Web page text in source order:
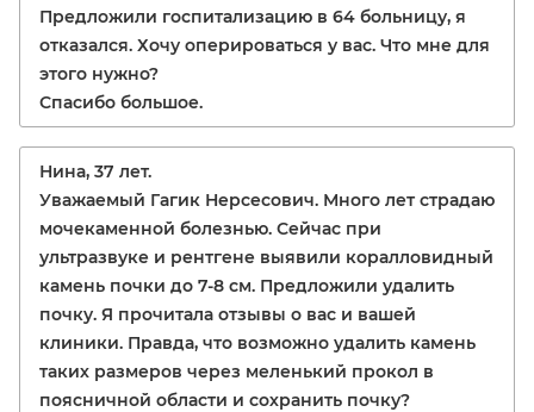
Предложили госпитализацию в 64 больницу, я
отказался. Хочу оперироваться у вас. Что мне для
этого нужно?
Спасибо большое.
Нина, 37 лет.
Уважаемый Гагик Нерсесович. Много лет страдаю
мочекаменной болезнью. Сейчас при
ультразвуке и рентгене выявили коралловидный
камень почки до 7-8 см. Предложили удалить
почку. Я прочитала отзывы о вас и вашей
клиники. Правда, что возможно удалить камень
таких размеров через меленький прокол в
поясничной области и сохранить почку?